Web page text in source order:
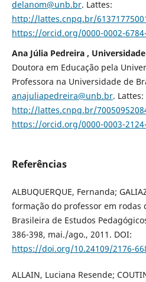
delanom@unb.br. Lattes:
http://lattes.cnpq.br/
https://orcid.org/0000-0002-
Ana Júlia Pedreira ,
Doutora em Educação pela
Professora na Universidade de
anajuliapedreira@unb.br. Lattes:
http://lattes.cnpq.br/
https://orcid.org/0000-0003-
Referências
ALBUQUERQUE, Fernanda;
formação do professor em rodas
Brasileira de Estudos
386-398, mai./ago., 2011. DOI:
https://doi.org/10.24109/2176-
ALLAIN, Luciana Resende;